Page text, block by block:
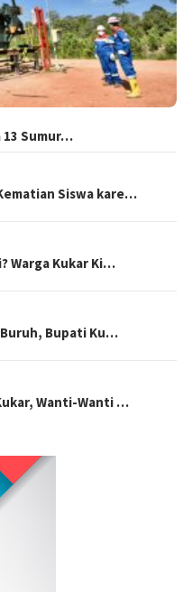
13 Sumur…
Siswa kare…
Warga Kukar Ki…
Bupati Ku…
Wanti-Wanti …